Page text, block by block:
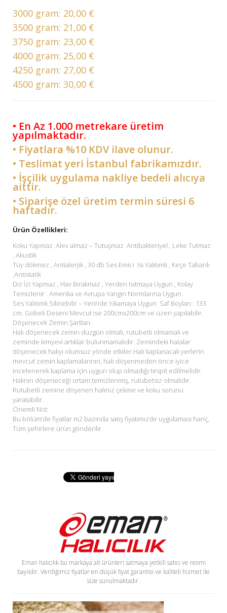
3000 gram: 20,00 €
3500 gram: 21,00 €
3750 gram: 23,00 €
4000 gram: 25,00 €
4250 gram: 27,00 €
4500 gram: 30,00 €
• En Az 1.000 metrekare üretim
yapılmaktadır.
• Fiyatlara %10 KDV ilave olunur.
• Teslimat yeri İstanbul fabrikamızdır.
• İşçilik uygulama nakliye bedeli alıcıya
aittir.
• Siparişe özel üretim termin süresi 6
haftadır.
Ürün Özellikleri:
Koku Yapmaz Alev almaz – Tutuşmaz Antibakteriyel , Leke Tutmaz
, Akustik
Tüy dökmez , Antialerjik , 30 db Ses Emici Isı Yalıtımlı , Keçe Tabanlı
,Antistatik
Diz İzi Yapmaz , Hav Bırakmaz , Yerden Isıtmaya Uygun , Kolay
Temizlenir . Amerika ve Avrupa Yangın Normlarına Uygun.
Ses Yalıtımlı Silinebilir – Yerinde Yıkamaya Uygun Saf Boyları : 133
cm. Göbek Deseni Mevcut ise 200cmx200cm ve üzeri yapılabilir.
Döşenecek Zemin Şartları
Halı döşenecek zemin düzgün olmalı, rutubetli olmamalı ve
zeminde kimyevi artıklar bulunmamalıdır. Zemindeki hatalar
döşenecek halıyı olumsuz yönde etkiler.Halı kaplanacak yerlerin
mevcut zemin kaplamalarının, halı döşenmeden önce iyice
incelenerek kaplama için uygun olup olmadığı tespit edilmelidir.
Halının döşeneceği ortam temizlenmiş, rutubetsiz olmalıdır.
Rutubetli zemine döşenen halınız çekme ve koku sorunu
yaratabilir.
Önemli Not:
Bu bölüm’de fiyatlar m2 bazında satış fiyatımızdır uygulaması hariç,
Tüm şehirlere ürün gönderilir.
Eman halıcılık bu markaya ait ürünleri satmaya yetkili satıcı ve resmi
bayiidir. Verdiğimiz fiyatlar en düşük fiyat garantisi ve kaliteli hizmet ile
size sunulmaktadır.